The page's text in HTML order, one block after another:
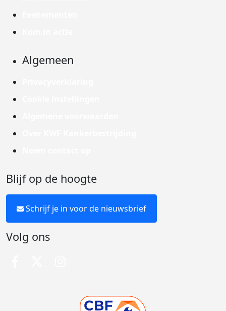
Algemeen
Blijf op de hoogte
Schrijf je in voor de nieuwsbrief
Volg ons